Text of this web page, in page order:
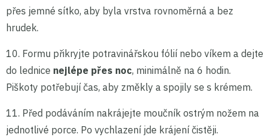
přes jemné sítko, aby byla vrstva rovnoměrná a bez
hrudek.
10. Formu přikryjte potravinářskou fólií nebo víkem a dejte
do lednice nejlépe přes noc, minimálně na 6 hodin.
Piškoty potřebují čas, aby změkly a spojily se s krémem.
11. Před podáváním nakrájejte moučník ostrým nožem na
jednotlivé porce. Po vychlazení jde krájení čistěji.